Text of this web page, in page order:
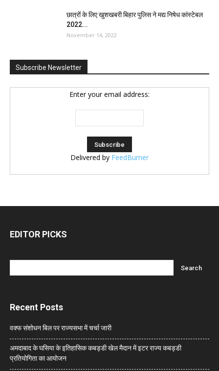
छात्रों के लिए खुशखबरी बिहार पुलिस ने मद्य निषेध कांस्टेबल
2022...
November 14, 2022
Subscribe Newsletter
Enter your email address:
Delivered by FeedBurner
EDITOR PICKS
Recent Posts
वक्फ संशोधन बिल पर राज्यसभा में चर्चा जारी
अमदाबाद के घसिया के इतिहासिक कबड्डी खेल मैदान में इटर राज्य कबड्डी
प्रतियोगिता का आयोजन